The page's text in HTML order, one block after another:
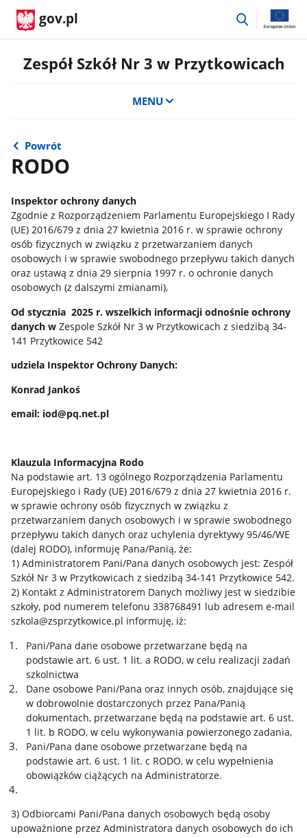
gov.pl
przejdź
Zespół Szkół Nr 3 w Przytkowicach
MENU
Powrót
RODO
Inspektor ochrony danych
Zgodnie z Rozporządzeniem Parlamentu Europejskiego I Rady
(UE) 2016/679 z dnia 27 kwietnia 2016 r. w sprawie ochrony
osób fizycznych w związku z przetwarzaniem danych
osobowych i w sprawie swobodnego przepływu takich danych
oraz ustawą z dnia 29 sierpnia 1997 r. o ochronie danych
osobowych (z dalszymi zmianami),
Od stycznia 2025 r. wszelkich informacji odnośnie ochrony
danych w Zespole Szkół Nr 3 w Przytkowicach z siedzibą 34-
141 Przytkowice 542
udziela Inspektor Ochrony Danych:
Konrad Jankoś
email: iod@pq.net.pl
Klauzula Informacyjna Rodo
Na podstawie art. 13 ogólnego Rozporządzenia Parlamentu
Europejskiego i Rady (UE) 2016/679 z dnia 27 kwietnia 2016 r.
w sprawie ochrony osób fizycznych w związku z
przetwarzaniem danych osobowych i w sprawie swobodnego
przepływu takich danych oraz uchylenia dyrektywy 95/46/WE
(dalej RODO), informuję Pana/Panią, że:
1) Administratorem Pani/Pana danych osobowych jest: Zespół
Szkół Nr 3 w Przytkowicach z siedzibą 34-141 Przytkowice 542.
2) Kontakt z Administratorem Danych możliwy jest w siedzibie
szkoły, pod numerem telefonu 338768491 lub adresem e-mail
szkola@zsprzytkowice.pl informuję, iż:
Pani/Pana dane osobowe przetwarzane będą na
podstawie art. 6 ust. 1 lit. a RODO, w celu realizacji zadań
szkolnictwa
Dane osobowe Pani/Pana oraz innych osób, znajdujące się
w dobrowolnie dostarczonych przez Pana/Panią
dokumentach, przetwarzane będą na podstawie art. 6 ust.
1 lit. b RODO, w celu wykonywania powierzonego zadania,
Pani/Pana dane osobowe przetwarzane będą na
podstawie art. 6 ust. 1 lit. c RODO, w celu wypełnienia
obowiązków ciążących na Administratorze.
3) Odbiorcami Pani/Pana danych osobowych będą osoby
upoważnione przez Administratora danych osobowych do ich